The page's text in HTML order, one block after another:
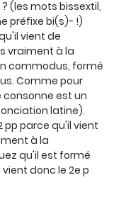
(les mots bissextil,
préfixe bi(s)- !)
vient de
vraiment à la
commodus, formé
Comme pour
consonne est un
latine).
pp parce qu'il vient
à la
qu'il est formé
donc le 2e p